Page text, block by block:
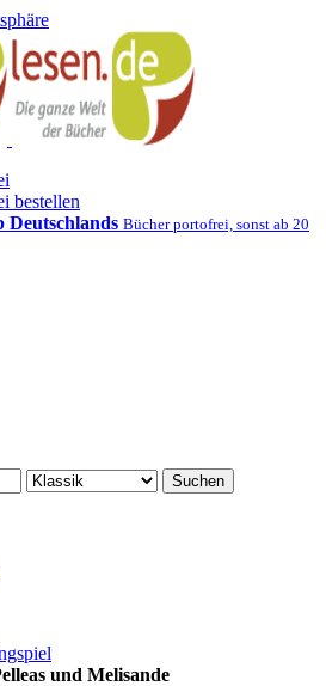
bestellen
Bücher portofrei, sonst ab 20
Suchen
und Melisande